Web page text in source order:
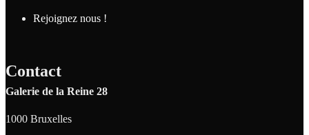
Rejoignez nous !
Contact
Galerie de la Reine 28
1000 Bruxelles